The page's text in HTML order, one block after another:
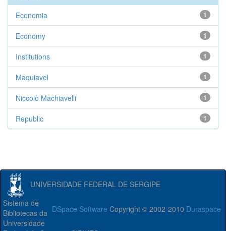
1
Economia
1
Economy
1
Institutions
1
Maquiavel
1
Niccolò Machiavelli
1
Republic
UNIVERSIDADE FEDERAL DE SERGIPE
DSpace Software Copyright © 2002-2010 Duraspace
Sistema de
Bibliotecas da
Universidade